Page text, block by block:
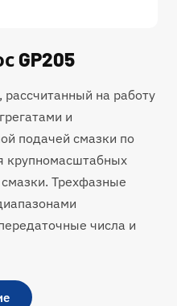
GP205
на работу
и
подачей смазки по
крупномасштабных
Трехфазные
числа и